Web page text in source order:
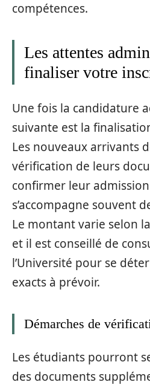
compétences.
Les attentes
finaliser votre
Une fois la candidature
suivante est la
Les nouveaux arrivants
vérification de leurs
confirmer leur
s’accompagne souvent
Le montant varie selon
et il est conseillé de
l’Université pour se
exacts à prévoir.
Démarches de
Les étudiants pourront
des documents